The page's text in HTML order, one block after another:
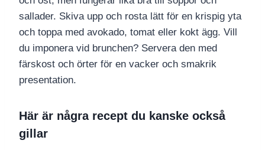
sallader. Skiva upp och rosta lätt för en krispig yta
och toppa med avokado, tomat eller kokt ägg. Vill
du imponera vid brunchen? Servera den med
färskost och örter för en vacker och smakrik
presentation.
Här är några recept du kanske också
gillar